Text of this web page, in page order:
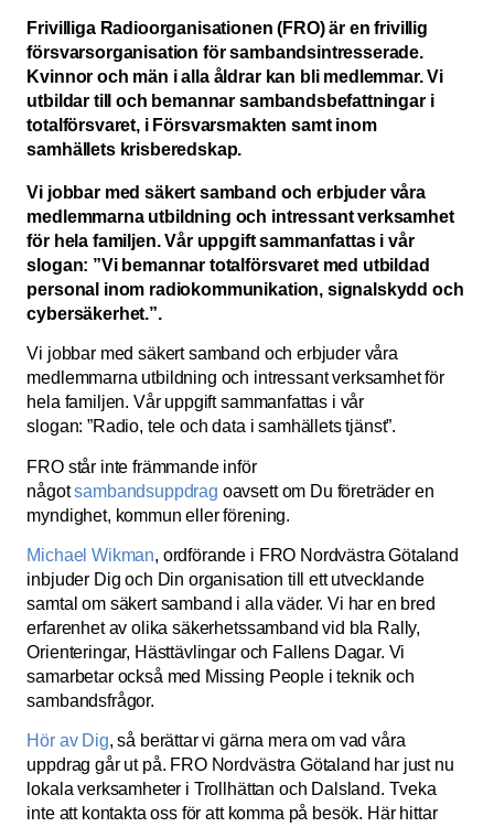
Frivilliga Radioorganisationen (FRO) är en frivillig
försvarsorganisation för sambandsintresserade.
Kvinnor och män i alla åldrar kan bli medlemmar. Vi
utbildar till och bemannar sambandsbefattningar i
totalförsvaret, i Försvarsmakten samt inom
samhällets krisberedskap.
Vi jobbar med säkert samband och erbjuder våra
medlemmarna utbildning och intressant verksamhet
för hela familjen. Vår uppgift sammanfattas i vår
slogan: ”Vi bemannar totalförsvaret med utbildad
personal inom radiokommunikation, signalskydd och
cybersäkerhet.”.
Vi jobbar med säkert samband och erbjuder våra
medlemmarna utbildning och intressant verksamhet för
hela familjen. Vår uppgift sammanfattas i vår
slogan: ”Radio, tele och data i samhällets tjänst”.
FRO står inte främmande inför
någotsambandsuppdrag oavsett om Du företräder en
myndighet, kommun eller förening.
Michael Wikman, ordförande i FRO Nordvästra Götaland
inbjuder Dig och Din organisation till ett utvecklande
samtal om säkert samband i alla väder. Vi har en bred
erfarenhet av olika säkerhetssamband vid bla Rally,
Orienteringar, Hästtävlingar och Fallens Dagar. Vi
samarbetar också med Missing People i teknik och
sambandsfrågor.
Hör av Dig, så berättar vi gärna mera om vad våra
uppdrag går ut på. FRO Nordvästra Götaland har just nu
lokala verksamheter i Trollhättan och Dalsland. Tveka
inte att kontakta oss för att komma på besök. Här hittar